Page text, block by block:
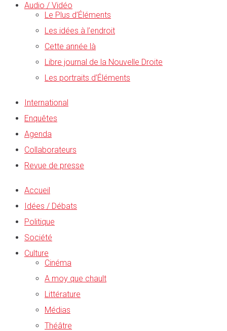
Audio / Vidéo
Le Plus d’Éléments
Les idées à l’endroit
Cette année là
Libre journal de la Nouvelle Droite
Les portraits d’Éléments
International
Enquêtes
Agenda
Collaborateurs
Revue de presse
Accueil
Idées / Débats
Politique
Société
Culture
Cinéma
A moy que chault
Littérature
Médias
Théâtre